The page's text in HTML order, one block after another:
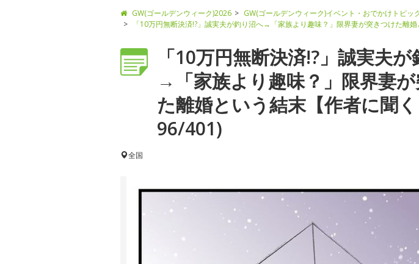
GW(ゴールデンウィーク)2026 GW(ゴールデンウィーク)イベント・おでかけトピッ
「10万円無断決済!?」誠実夫が釣り沼へ→「家族より趣味？」限界妻が突きつけた離婚
「10万円無断決済!?」誠実夫
→「家族より趣味？」限界妻
た離婚という結末【作者に聞
96/401)
全国